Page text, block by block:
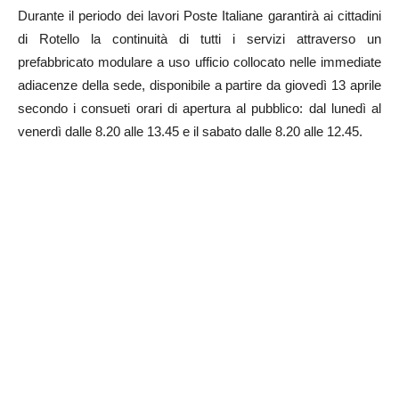
Durante il periodo dei lavori Poste Italiane garantirà ai cittadini
di Rotello la continuità di tutti i servizi attraverso un
prefabbricato modulare a uso ufficio collocato nelle immediate
adiacenze della sede, disponibile a partire da giovedì 13 aprile
secondo i consueti orari di apertura al pubblico: dal lunedì al
venerdì dalle 8.20 alle 13.45 e il sabato dalle 8.20 alle 12.45.